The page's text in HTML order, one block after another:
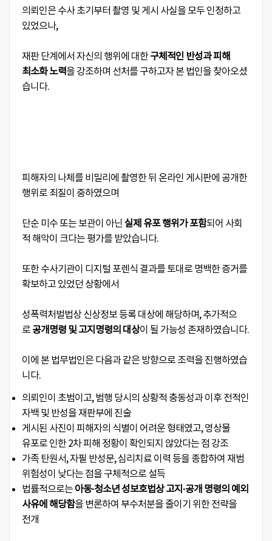
의뢰인은 수사 초기부터 촬영 및 게시 사실을 모두 인정하고
있었으나,
재판 단계에서 자신의 행위에 대한구체적인 반성과 피해
최소화 노력을 강조하며 선처를 구하고자 본 법인을 찾아오셨
습니다.
피해자의 나체를 비밀리에 촬영한 뒤 온라인 게시판에 공개한
행위로 죄질이 중하였으며
단순 미수 또는 보관이 아닌 실제 유포 행위가 포함되어 사회
적 해악이 크다는 평가를 받았습니다.
또한 수사기관이 디지털 포렌식 결과를 토대로 명백한 증거를
확보하고 있었던 상황에서
성폭력처벌법상 신상정보 등록 대상에 해당하며, 추가적으
로 공개명령 및 고지명령의 대상이 될 가능성 존재하였습니다.
이에 본 법무법인은 다음과 같은 방향으로 조력을 진행하였습
니다.
의뢰인이 초범이고, 범행 당시의 상황적 충동성과 이후 전적인
자백 및 반성을 재판부에 진술
게시된 사진이 피해자의 식별이 어려운 형태였고, 영상물
유포로 인한 2차 피해 정황이 확인되지 않았다는 점 강조
가족 탄원서, 자필 반성문, 심리치료 이력 등을 종합하여 재범
위험성이 낮다는 점을 구체적으로 설득
법률적으로는 아동·청소년 성보호법상 고지·공개 명령의 예외
사유에 해당함을 변론하여 부수처분을 줄이기 위한 전략을
전개